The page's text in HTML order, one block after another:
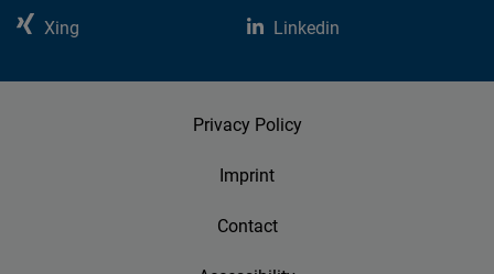
Xing
Linkedin
Privacy Policy
Imprint
Contact